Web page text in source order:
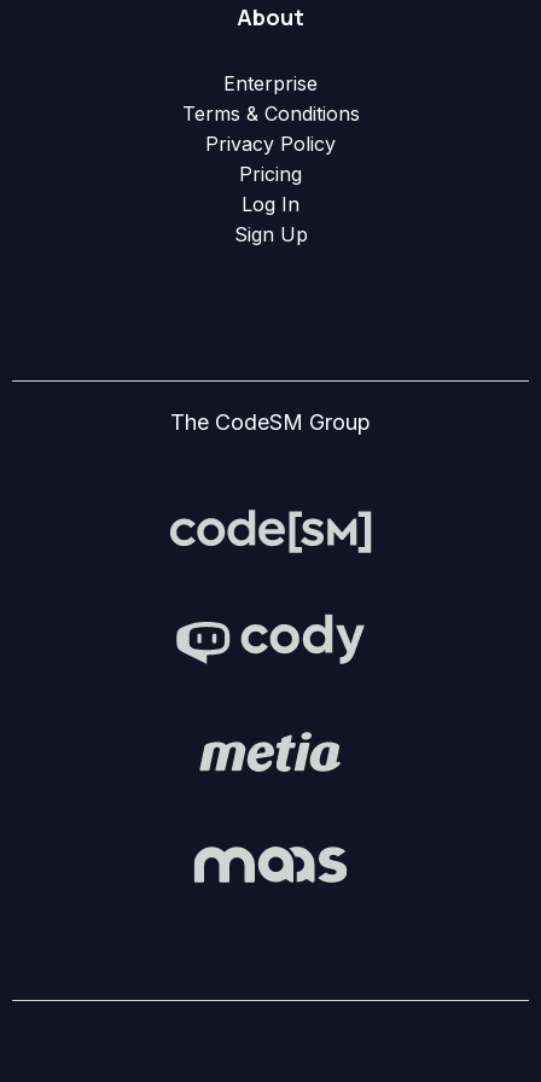
About
Enterprise
Terms & Conditions
Privacy Policy
Pricing
Log In
Sign Up
The CodeSM Group